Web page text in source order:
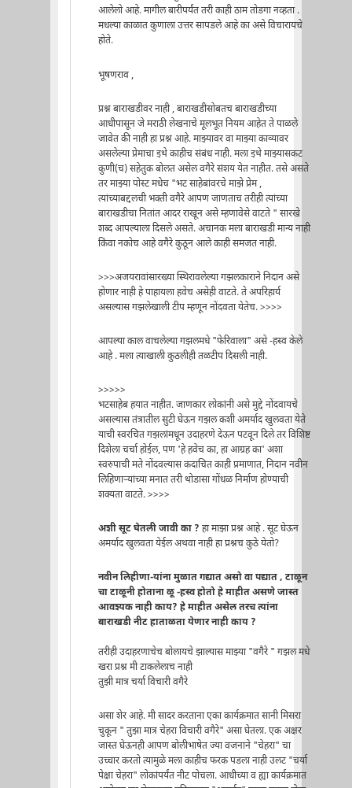
आलेलो आहे. मागील बारीपर्यंत तरी काही ठाम तोडगा नव्हता .
मधल्या काळात कुणाला उत्तर सापडले आहे का असे विचारायचे
होते.
भूषणराव ,
प्रश्न बाराखडीवर नाही , बाराखडीसोबतच बाराखडीच्या
आधीपासून जे मराठी लेखनाचे मूलभूत नियम आहेत ते पाळले
जावेत की नाही हा प्रश्न आहे. माझ्यावर वा माझ्या काव्यावर
असलेल्या प्रेमाचा इथे काहीच संबंध नाही. मला इथे माझ्यासकट
कुणी(च) सहेतुक बोलत असेल वगैरे संशय येत नाहीत. तसे असते
तर माझ्या पोस्ट मधेच "भट साहेबांवरचे माझे प्रेम ,
त्यांच्याबद्दलची भक्ती वगैरे आपण जाणताच तरीही त्यांच्या
बाराखडीचा नितांत आदर राखून असे म्हणावेसे वाटते " सारखे
शब्द आपल्याला दिसले असते. अचानक मला बाराखडी मान्य नाही
किंवा नकोच आहे वगैरे कुठून आले काही समजत नाही.
>>>अजयरावांसारख्या स्थिरावलेल्या गझलकाराने निदान असे
होणार नाही हे पाहायला हवेच असेही वाटते. ते अपरिहार्य
असल्यास गझलेखाली टीप म्हणून नोंदवता येतेच. >>>>
आपल्या काल वाचलेल्या गझलमधे "फेरिवाला" असे -हस्व केले
आहे . मला त्याखाली कुठलीही तळटीप दिसली नाही.
>>>>>
भटसाहेब हयात नाहीत. जाणकार लोकांनी असे मुद्दे नोंदवायचे
असल्यास तंत्रातील सुटी घेऊन गझल कशी अमर्याद खुलवता येते
याची स्वरचित गझलांमधून उदाहरणे देऊन पटवून दिले तर विशिष्ट
दिशेला चर्चा होईल, पण 'हे हवेच का, हा आग्रह का' अशा
स्वरुपाची मते नोंदवल्यास कदाचित काही प्रमाणात, निदान नवीन
लिहिणार्‍यांच्या मनात तरी थोडासा गोंधळ निर्माण होण्याची
शक्यता वाटते. >>>>
अशी सूट घेतली जावी का ? हा माझा प्रश्न आहे . सूट घेऊन
अमर्याद खुलवता येईल अथवा नाही हा प्रश्नच कुठे येतो?
नवीन लिहीणा-यांना मुळात गद्यात असो वा पद्यात , टाळून
चा टाळूनी होताना ळू -हस्व होतो हे माहीत असणे जास्त
आवश्यक नाही काय? हे माहीत असेल तरच त्यांना
बाराखडी नीट हाताळता येणार नाही काय ?
तरीही उदाहरणाचेच बोलायचे झाल्यास माझ्या "वगैरे " गझल मधे
खरा प्रश्न मी टाकलेलाच नाही
तुझी मात्र चर्या विचारी वगैरे
असा शेर आहे. मी सादर करताना एका कार्यक्रमात सानी मिसरा
चुकून " तुझा मात्र चेहरा विचारी वगैरे" असा घेतला. एक अक्षर
जास्त घेऊनही आपण बोलीभाषेत ज्या वजनाने "चेहरा" चा
उच्चार करतो त्यामुळे मला काहीच फरक पडला नाही उलट "चर्या
पेक्षा चेहरा" लोकांपर्यंत नीट पोचला. आधीच्या व ह्या कार्यक्रमात